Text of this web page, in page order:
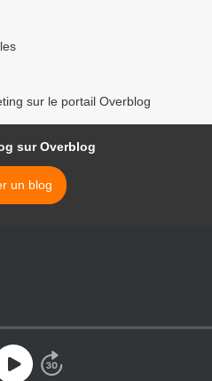
sur le portail Overblog
sur Overblog
un blog